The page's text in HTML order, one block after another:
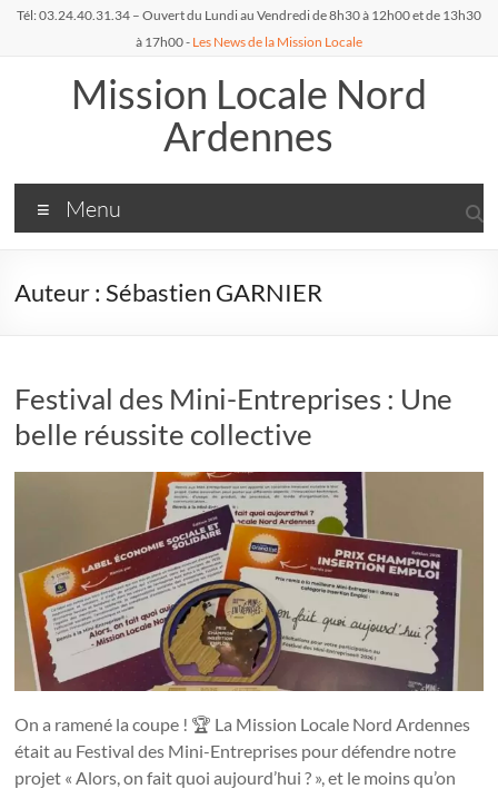
AllerTél: 03.24.40.31.34 – Ouvert du Lundi au Vendredi de 8h30 à 12h00 et de 13h30
à 17h00 - Les News de la Mission Locale
Mission Locale Nord
Ardennes
Menu
Auteur :Sébastien GARNIER
Festival des Mini-Entreprises : Une
belle réussite collective
On a ramené la coupe ! 🏆 La Mission Locale Nord Ardennes
était au Festival des Mini-Entreprises pour défendre notre
projet « Alors, on fait quoi aujourd’hui ? », et le moins qu’on